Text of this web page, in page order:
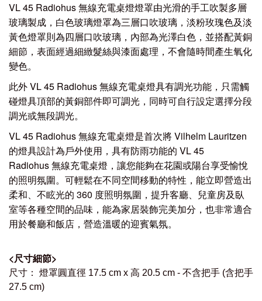
VL 45 Radiohus無線充電桌燈燈罩由光滑的手工吹製多層
玻璃製成，白色玻璃燈罩為三層口吹玻璃，淡粉玫瑰色及淡
黃色燈罩則為四層口吹玻璃，內部為光澤白色，並搭配黃銅
細節，表面經過細緻髮絲與漆面處理，不會隨時間產生氧化
變色。
此外VL 45 Radiohus無線充電桌燈具有調光功能，只需觸
碰燈具頂部的黃銅部件即可調光，同時可自行設定選擇分段
調光或無段調光。
VL 45 Radiohus無線充電桌燈是首次將 Vilhelm Lauritzen
的燈具設計為戶外使用，具有防雨功能的 VL 45
Radiohus無線充電桌燈 ，讓您能夠在花園或陽台享受愉悅
的照明氛圍。可輕鬆在不同空間移動的特性，能立即營造出
柔和、不眩光的 360 度照明氛圍，提升客廳、兒童房及臥
室等各種空間的品味，能為家居裝飾完美加分，也非常適合
用於餐廳和飯店，營造溫暖的迎賓氣氛。
<尺寸細節>
尺寸：
燈罩圓直徑 17.5 cm x 高 20.5 cm - 不含把手 (含把手
27.5 cm)